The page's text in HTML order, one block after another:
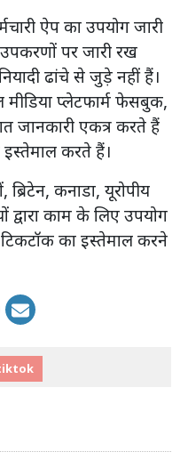
ऐप का उपयोग जारी
पर जारी रख
ढांचे से जुड़े नहीं हैं।
मीडिया प्लेटफार्म फेसबुक,
जानकारी एकत्र करते हैं
करते हैं।
कनाडा, यूरोपीय
काम के लिए उपयोग
का इस्तेमाल करने